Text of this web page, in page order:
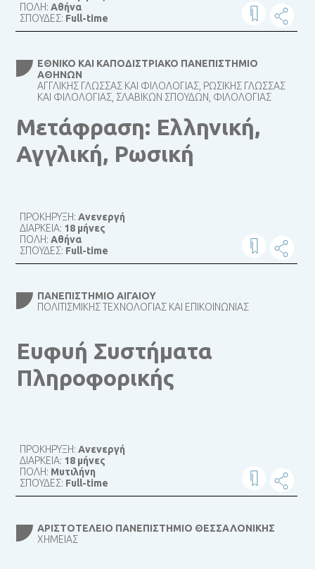
ΠΟΛΗ:Αθήνα
ΣΠΟΥΔΕΣ: Full-time
ΕΘΝΙΚΌ ΚΑΙ ΚΑΠΟΔΙΣΤΡΙΑΚΌ ΠΑΝΕΠΙΣΤΉΜΙΟ
ΑΘΗΝΏΝ
ΑΓΓΛΙΚΉΣ ΓΛΏΣΣΑΣ ΚΑΙ ΦΙΛΟΛΟΓΊΑΣ, ΡΏΣΙΚΗΣ ΓΛΏΣΣΑΣ
ΚΑΙ ΦΙΛΟΛΟΓΊΑΣ, ΣΛΑΒΙΚΏΝ ΣΠΟΥΔΏΝ, ΦΙΛΟΛΟΓΊΑΣ
Μετάφραση: Ελληνική,
Αγγλική, Ρωσική
ΠΡΟΚΗΡΥΞΗ:Ανενεργή
ΔΙΑΡΚΕΙΑ: 18 μήνες
ΠΟΛΗ:Αθήνα
ΣΠΟΥΔΕΣ: Full-time
ΠΑΝΕΠΙΣΤΉΜΙΟ ΑΙΓΑΊΟΥ
ΠΟΛΙΤΙΣΜΙΚΉΣ ΤΕΧΝΟΛΟΓΊΑΣ ΚΑΙ ΕΠΙΚΟΙΝΩΝΊΑΣ
Ευφυή Συστήματα
Πληροφορικής
ΠΡΟΚΗΡΥΞΗ:Ανενεργή
ΔΙΑΡΚΕΙΑ: 18 μήνες
ΠΟΛΗ: Μυτιλήνη
ΣΠΟΥΔΕΣ: Full-time
ΑΡΙΣΤΟΤΈΛΕΙΟ ΠΑΝΕΠΙΣΤΉΜΙΟ ΘΕΣΣΑΛΟΝΊΚΗΣ
ΧΗΜΕΊΑΣ